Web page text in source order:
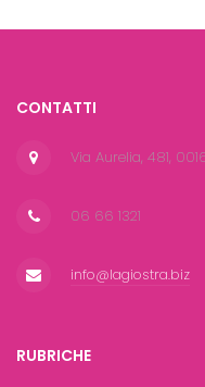
CONTATTI
Via Aurelia, 481,
06 66 1321
info@lagiostra.biz
RUBRICHE